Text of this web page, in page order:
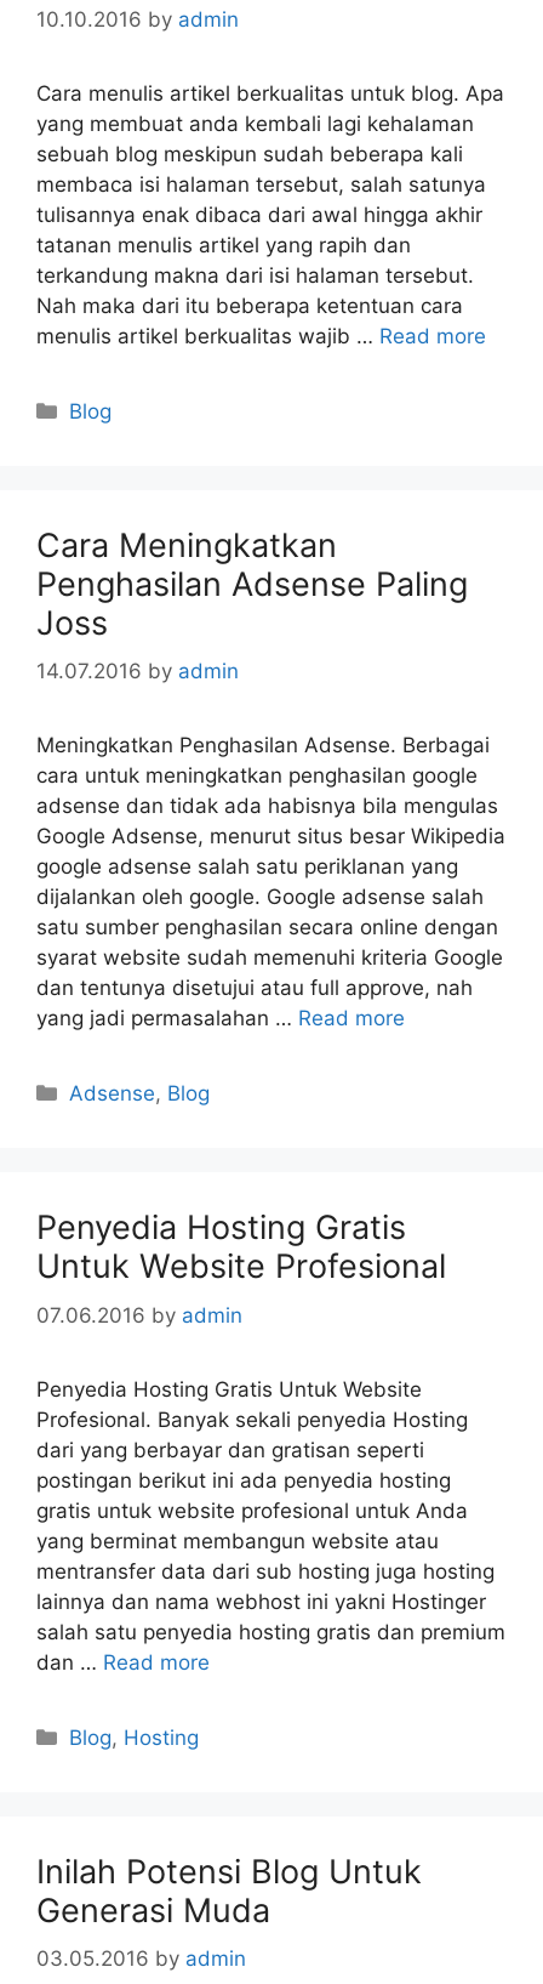
10.10.2016 by admin
Cara menulis artikel berkualitas untuk blog. Apa
yang membuat anda kembali lagi kehalaman
sebuah blog meskipun sudah beberapa kali
membaca isi halaman tersebut, salah satunya
tulisannya enak dibaca dari awal hingga akhir
tatanan menulis artikel yang rapih dan
terkandung makna dari isi halaman tersebut.
Nah maka dari itu beberapa ketentuan cara
menulis artikel berkualitas wajib … Read more
Categories
Blog
Cara Meningkatkan
Penghasilan Adsense Paling
Joss
14.07.2016 by admin
Meningkatkan Penghasilan Adsense. Berbagai
cara untuk meningkatkan penghasilan google
adsense dan tidak ada habisnya bila mengulas
Google Adsense, menurut situs besar Wikipedia
google adsense salah satu periklanan yang
dijalankan oleh google. Google adsense salah
satu sumber penghasilan secara online dengan
syarat website sudah memenuhi kriteria Google
dan tentunya disetujui atau full approve, nah
yang jadi permasalahan … Read more
Categories
Adsense, Blog
Penyedia Hosting Gratis
Untuk Website Profesional
07.06.2016 by admin
Penyedia Hosting Gratis Untuk Website
Profesional. Banyak sekali penyedia Hosting
dari yang berbayar dan gratisan seperti
postingan berikut ini ada penyedia hosting
gratis untuk website profesional untuk Anda
yang berminat membangun website atau
mentransfer data dari sub hosting juga hosting
lainnya dan nama webhost ini yakni Hostinger
salah satu penyedia hosting gratis dan premium
dan … Read more
Categories
Blog, Hosting
Inilah Potensi Blog Untuk
Generasi Muda
03.05.2016 by admin